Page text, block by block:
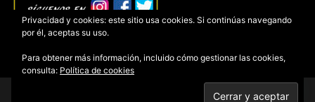
Privacidad y cookies: este sitio usa cookies. Si continúas navegando
por él, aceptas su uso.
Para obtener más información, incluido cómo gestionar las cookies,
consulta: Política de cookies